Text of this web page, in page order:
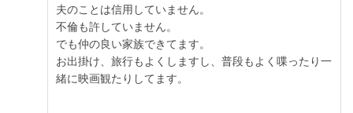
夫のことは信用していません。
不倫も許していません。
でも仲の良い家族できてます。
お出掛け、旅行もよくしますし、普段もよく喋ったり一
緒に映画観たりしてます。